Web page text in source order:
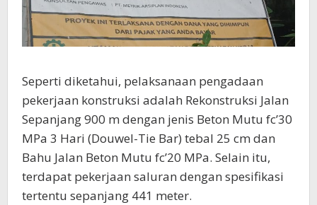
Seperti diketahui, pelaksanaan pengadaan
pekerjaan konstruksi adalah Rekonstruksi Jalan
Sepanjang 900 m dengan jenis Beton Mutu fc’30
MPa 3 Hari (Douwel-Tie Bar) tebal 25 cm dan
Bahu Jalan Beton Mutu fc’20 MPa. Selain itu,
terdapat pekerjaan saluran dengan spesifikasi
tertentu sepanjang 441 meter.